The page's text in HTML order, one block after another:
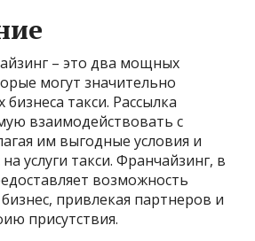
– это два мощных
могут значительно
бизнеса такси. Рассылка
взаимодействовать с
им выгодные условия и
услуги такси. Франчайзинг, в
возможность
привлекая партнеров и
присутствия.